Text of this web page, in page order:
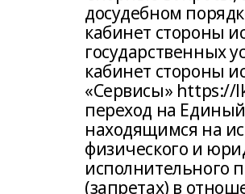
досудебном
кабинет стороны
государственных
кабинет стороны
«Сервисы» https://
переход на
находящимся на
физического и
исполнительного
(запретах) в